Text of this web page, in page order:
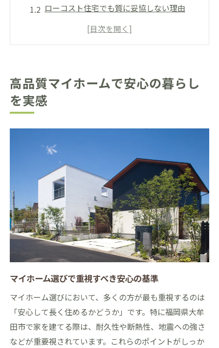
ローコスト住宅でも質に妥協しない理由
有名メーカー品標準仕様の魅力とは
らくだホーム標準仕様の魅力徹底ガイド
マイホーム標準仕様のこだわり設備とは
有名メーカー品採用で安心感を追求
口コミで評判のらくだホーム特徴解説
ローコスト住宅でも快適な暮らしを実現
ローコストでも叶う快適な住まい選び
マイホームで実現する賢いローコスト生活
評判の良いローコスト住宅の見分け方
標準仕様で快適さを確保するコツ
平屋を選ぶメリットと快適な暮らし
口コミで知る住み心地と満足度の違い
有名メーカー品で安心感が高まる理由
マイホーム設備に有名メーカー品を選ぶ利
点
標準仕様がもたらす長期的な安心感
口コミで広がる信頼の設備品質
高品質マイホームで安心の暮らし
を実感
マイホーム選びで重視すべき安心の基準
マイホーム選びにおいて、多くの方が最も重視するのは
「安心して長く住めるかどうか」です。特に福岡県大牟
田市で家を建てる際は、耐久性や断熱性、地震への強さ
などが重要視されています。これらのポイントがしっか